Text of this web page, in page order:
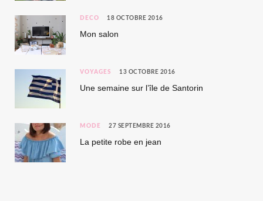
DÉCO 18 OCTOBRE 2016
Mon salon
VOYAGES 13 OCTOBRE 2016
Une semaine sur l’île de Santorin
MODE 27 SEPTEMBRE 2016
La petite robe en jean